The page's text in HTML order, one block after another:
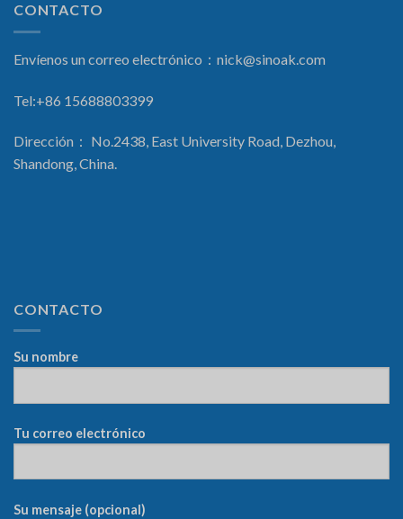
CONTACTO
Envíenos un correo electrónico： nick@sinoak.com
Tel:+86 15688803399
Dirección： No.2438, East University Road, Dezhou,
Shandong, China.
CONTACTO
Su nombre
Tu correo electrónico
Su mensaje (opcional)